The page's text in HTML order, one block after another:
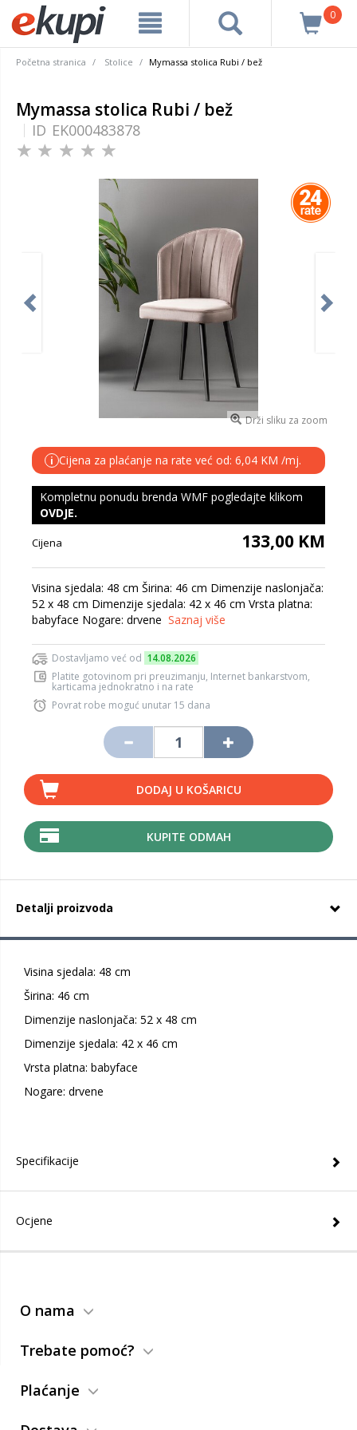
0
Početna stranica Stolice Mymassa stolica Rubi / bež
Mymassa stolica Rubi / bež
ID EK000483878
Drži sliku za zoom
i Cijena za plaćanje na rate već od: 6,04 KM /mj.
Kompletnu ponudu brenda WMF pogledajte klikom
OVDJE.
Cijena 133,00 KM
Visina sjedala: 48 cm Širina: 46 cm Dimenzije naslonjača:
52 x 48 cm Dimenzije sjedala: 42 x 46 cm Vrsta platna:
babyface Nogare: drvene Saznaj više
Dostavljamo već od 14.08.2026
Platite gotovinom pri preuzimanju, Internet bankarstvom,
karticama jednokratno i na rate
Povrat robe moguć unutar 15 dana
DODAJ U KOŠARICU
KUPITE ODMAH
Detalji proizvoda
Visina sjedala: 48 cm
Širina: 46 cm
Dimenzije naslonjača: 52 x 48 cm
Dimenzije sjedala: 42 x 46 cm
Vrsta platna: babyface
Nogare: drvene
Specifikacije
Ocjene
O nama
Trebate pomoć?
Plaćanje